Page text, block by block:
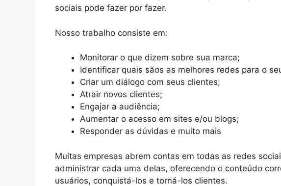
sociais pode fazer por fazer.
Nosso trabalho consiste em:
Monitorar o que dizem sobre sua marca;
Identificar quais sãos as melhores redes para o
Criar um diálogo com seus clientes;
Atrair novos clientes;
Engajar a audiência;
Aumentar o acesso em sites e/ou blogs;
Responder as dúvidas e muito mais
Muitas empresas abrem contas em todas as redes
administrar cada uma delas, oferecendo o conteúdo
usuários, conquistá-los e torná-los clientes.